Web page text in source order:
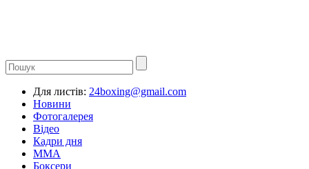
Для листів: 24boxing@gmail.com
Новини
Фотогалерея
Відео
Кадри дня
ММА
Боксери